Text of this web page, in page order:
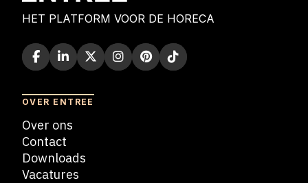
HET PLATFORM VOOR DE HORECA
OVER ENTREE
Over ons
Contact
Downloads
Vacatures